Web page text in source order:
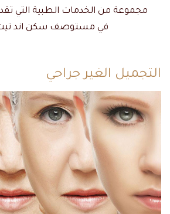
مجموعة من الخدمات الطبية التي
في مستوصف سكن اند
التجميل الغير جراحي